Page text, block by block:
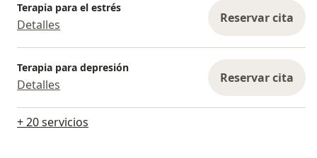
Terapia para el estrés
Detalles Reservar cita
Terapia para depresión
Detalles Reservar cita
+ 20 servicios